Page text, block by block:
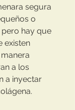
segura
o
hay que
existen
a los
a inyectar